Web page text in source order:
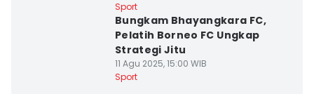
Sport
Bungkam Bhayangkara FC,
Pelatih Borneo FC Ungkap
Strategi Jitu
11 Agu 2025, 15:00 WIB
Sport